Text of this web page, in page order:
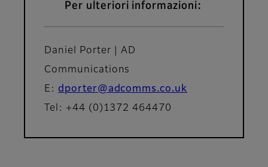
Per ulteriori informazioni:
Daniel Porter | AD
Communications
E: dporter@adcomms.co.uk
Tel: +44 (0)1372 464470